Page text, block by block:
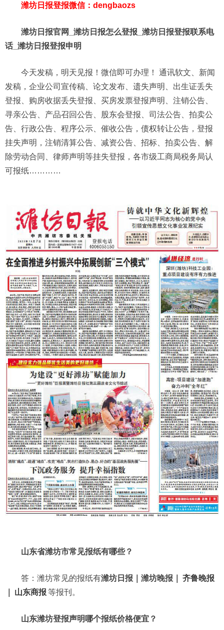
潍坊日报登报微信：dengbaozs
潍坊日报官网_潍坊日报怎么登报_潍坊日报登报联系电
话_潍坊日报登报申明
今天发稿，明天见报！微信即可办理！ 通讯软文、新闻
发稿，企业公司宣传稿、论文发布、遗失声明、出生证丢失
登报、购房收据丢失登报、买房发票登报声明、注销公告、
寻亲公告、产品召回公告、股东会登报、司法公告、拍卖公
告、行政公告、程序公示、催收公告，债权转让公告，登报
挂失声明，注销清算公告、减资公告、招标、拍卖公告、解
除劳动合同、律师声明等挂失登报，各市级工商局税务局认
可报纸…………
山东省潍坊市常见报纸有哪些？
答：潍坊常见的报纸有潍坊日报｜潍坊晚报｜
齐鲁晚报
山东商报 等报刊。
山东潍坊登报声明哪个报纸价格便宜？